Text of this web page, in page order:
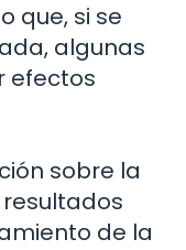
que, si se
algunas
efectos
sobre la
de la